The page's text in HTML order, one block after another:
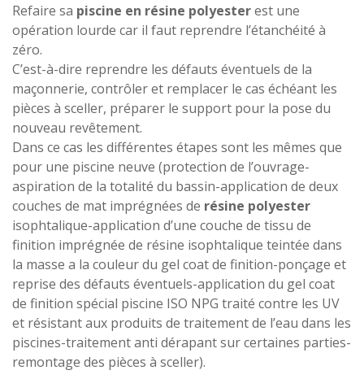
Refaire sa piscine en résine polyesterest une
opération lourde car il faut reprendre l’étanchéité à
zéro.
C’est-à-dire reprendre les défauts éventuels de la
maçonnerie, contrôler et remplacer le cas échéant les
pièces à sceller, préparer le support pour la pose du
nouveau revêtement.
Dans ce cas les différentes étapes sont les mêmes que
pour une piscine neuve (protection de l’ouvrage-
aspiration de la totalité du bassin-application de deux
couches de mat imprégnées de résine polyester
isophtalique-application d’une couche de tissu de
finition imprégnée de résine isophtalique teintée dans
la masse a la couleur du gel coat de finition-ponçage et
reprise des défauts éventuels-application du gel coat
de finition spécial piscine ISO NPG traité contre les UV
et résistant aux produits de traitement de l’eau dans les
piscines-traitement anti dérapant sur certaines parties-
remontage des pièces à sceller).